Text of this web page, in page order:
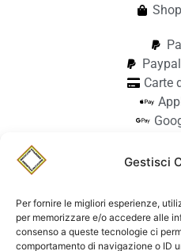
Gestisci
Per fornire le migliori esperienze,
per memorizzare e/o accedere alle
consenso a queste tecnologie ci
comportamento di navigazione o ID
Carte